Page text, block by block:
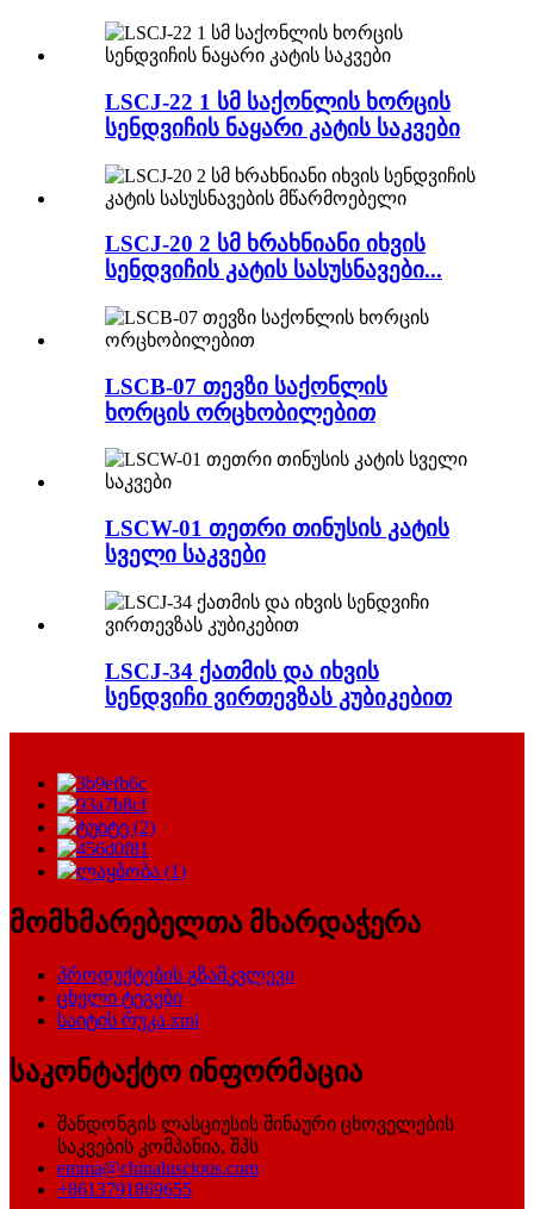
LSCJ-22 1 სმ საქონლის ხორცის
სენდვიჩის ნაყარი კატის საკვები
LSCJ-20 2 სმ ხრახნიანი იხვის
სენდვიჩის კატის სასუსნავები...
LSCB-07 თევზი საქონლის
ხორცის ორცხობილებით
LSCW-01 თეთრი თინუსის კატის
სველი საკვები
LSCJ-34 ქათმის და იხვის
სენდვიჩი ვირთევზას კუბიკებით
მომხმარებელთა მხარდაჭერა
პროდუქტების გზამკვლევი
ცხელი ტეგები
საიტის რუკა.xml
საკონტაქტო ინფორმაცია
შანდონგის ლასციუსის შინაური ცხოველების
საკვების კომპანია, შპს
emma@chinaluscious.com
+8613791869655